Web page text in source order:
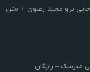
نرو مجید رضوی + متن
مترسک – رایگان